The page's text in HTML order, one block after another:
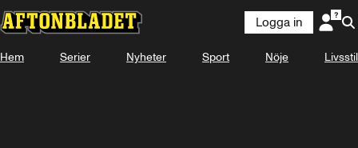
Logga in
Hem Serier Nyheter Sport Nöje Livsstil